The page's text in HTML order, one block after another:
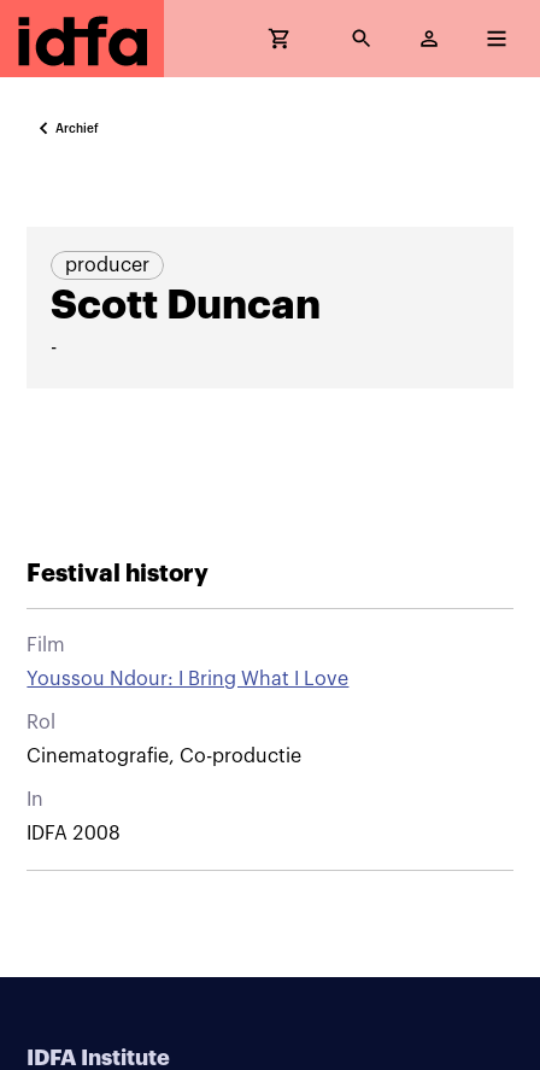
Archief
producer
Scott Duncan
-
Festival history
Film
Youssou Ndour: I Bring What I Love
Rol
Cinematografie, Co-productie
In
IDFA 2008
IDFA Institute